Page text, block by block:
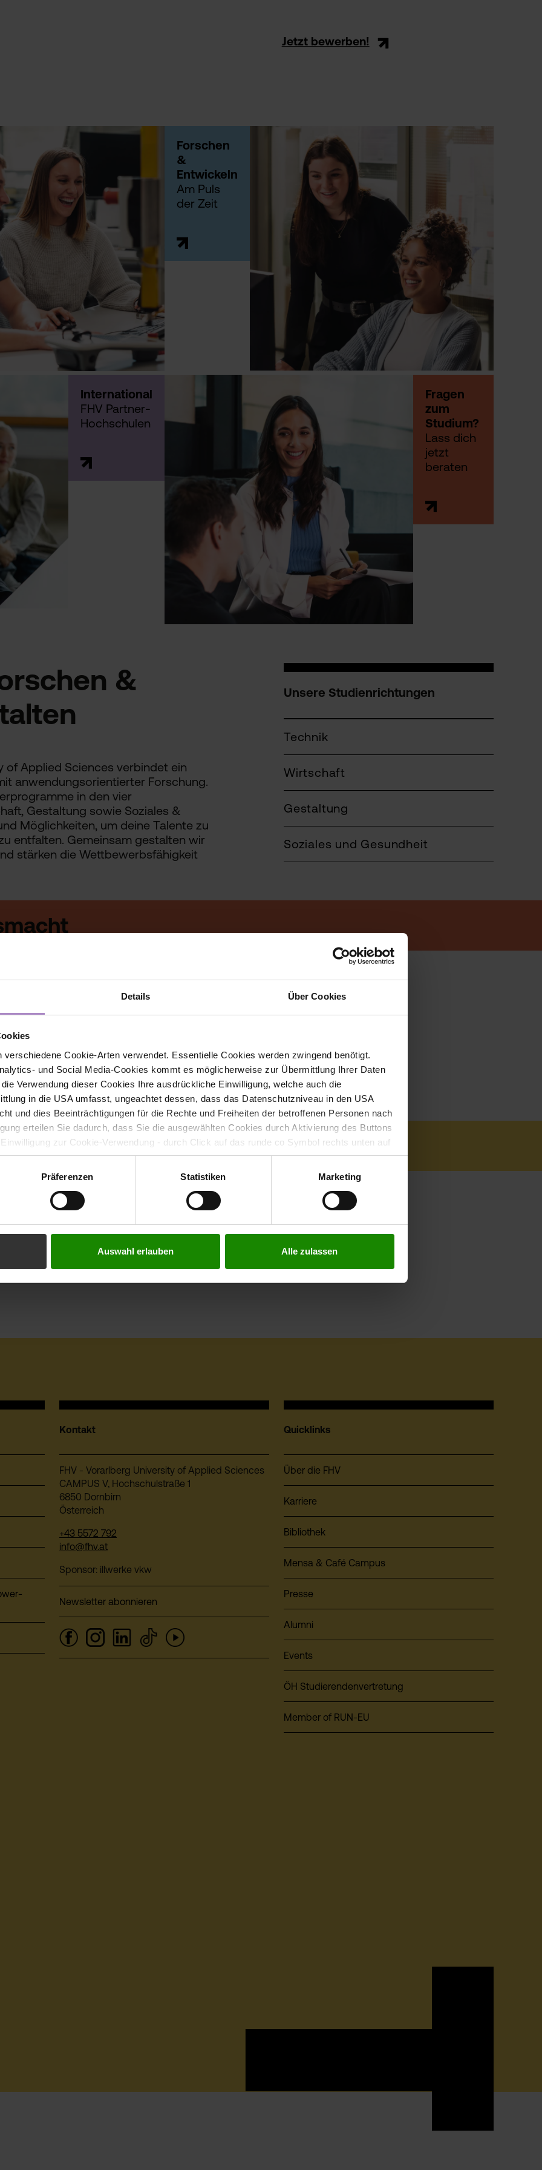
Details Über Cookies
verschiedene Cookie-Arten verwendet. Essentielle Cookies werden zwingend benötigt.
und Social Media-Cookies kommt es möglicherweise zur Übermittlung Ihrer Daten
Verwendung dieser Cookies Ihre ausdrückliche Einwilligung, welche auch die
in die USA umfasst, ungeachtet dessen, dass das Datenschutzniveau in den USA
und dies Beeinträchtigungen für die Rechte und Freiheiten der betroffenen Personen nach
erteilen Sie dadurch, dass Sie die ausgewählten Cookies durch Aktivierung des Buttons
zur Cookie-Verwendung - durch Click auf das runde co Symbol rechts unten auf
Durch den Widerruf der Einwilligung wird die Rechtmäßigkeit der aufgrund der
erfolgten Verarbeitung nicht berührt. Weitere Informationen zum Datenschutz finden Sie
Präferenzen Statistiken Marketing
Auswahl erlauben Alle zulassen
Jetzt bewerben!
International
FHV Partner-
Hochschulen
Forschen
&
Entwickeln
Am Puls
der Zeit
Fragen
zum
Studium?
Lass dich
jetzt
beraten
&
of Applied Sciences verbindet ein
anwendungsorientierter Forschung.
in den vier
Gestaltung sowie Soziales &
Möglichkeiten, um deine Talente zu
entfalten. Gemeinsam gestalten wir
stärken die Wettbewerbsfähigkeit
Unsere Studienrichtungen
Technik
Wirtschaft
Gestaltung
Soziales und Gesundheit
FHV
Kontakt
FHV - Vorarlberg University of Applied Sciences
CAMPUS V, Hochschulstraße 1
6850 Dornbirn
Österreich
+43 5572 792
info@fhv.at
Sponsor: illwerke vkw
Newsletter abonnieren
Quicklinks
Über die FHV
Karriere
Bibliothek
Mensa & Café Campus
Presse
Alumni
Events
ÖH Studierendenvertretung
Member of RUN-EU